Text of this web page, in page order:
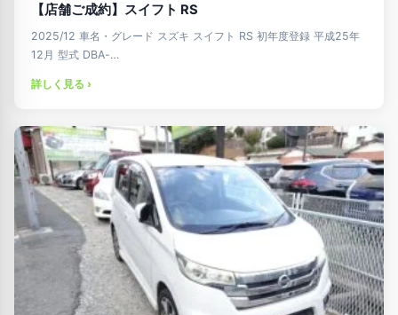
【店舗ご成約】スイフト RS
2025/12 車名・グレード スズキ スイフト RS 初年度登録 平成25年
12月 型式 DBA-…
詳しく見る ›